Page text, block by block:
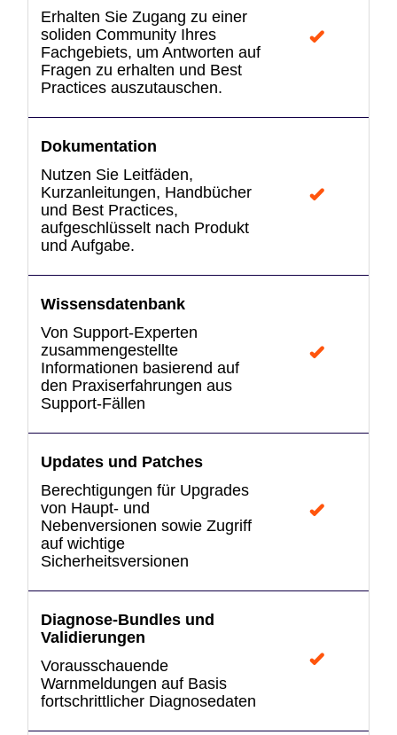
Erhalten Sie Zugang zu einer
soliden Community Ihres
Fachgebiets, um Antworten auf
Fragen zu erhalten und Best
Practices auszutauschen.
Dokumentation
Nutzen Sie Leitfäden,
Kurzanleitungen, Handbücher
und Best Practices,
aufgeschlüsselt nach Produkt
und Aufgabe.
Wissensdatenbank
Von Support-Experten
zusammengestellte
Informationen basierend auf
den Praxiserfahrungen aus
Support-Fällen
Updates und Patches
Berechtigungen für Upgrades
von Haupt- und
Nebenversionen sowie Zugriff
auf wichtige
Sicherheitsversionen
Diagnose-Bundles und
Validierungen
Vorausschauende
Warnmeldungen auf Basis
fortschrittlicher Diagnosedaten